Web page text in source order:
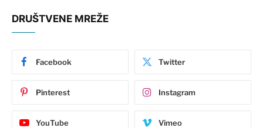
DRUŠTVENE MREŽE
Facebook Twitter
Pinterest Instagram
YouTube Vimeo